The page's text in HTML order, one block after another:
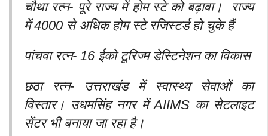
चौथा रत्न- पूरे राज्य में होम स्टे को बढ़ावा। राज्य
में 4000 से अधिक होम स्टे रजिस्टर्ड हो चुके हैं
पांचवा रत्न- 16 ईको टूरिज्म डेस्टिनेशन का विकास
छठा रत्न- उत्तराखंड में स्वास्थ्य सेवाओं का
विस्तार। उधमसिंह नगर में AIIMS का सेटलाइट
सेंटर भी बनाया जा रहा है।